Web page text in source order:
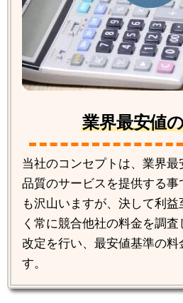
業界最安値
当社のコンセプトは、業界
品質のサービスを提供する
も沢山いますが、決して利
く常に競合他社の料金を調
改定を行い、最安値基準の料
す。